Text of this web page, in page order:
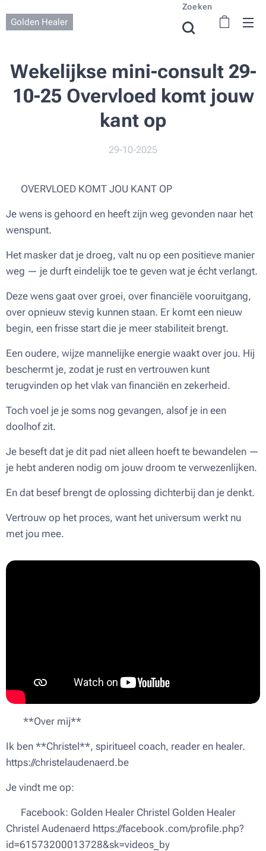
Golden Healer
Zoeken
Wekelijkse mini-consult 29-
10-25 Overvloed komt jouw
kant op
29-10-2025
🌕 OVERVLOED KOMT JOU KANT OP
Je wens is gehoord en heeft zijn weg gevonden naar het
wenspunt.
Het masker dat je droeg, valt nu op een positieve manier
weg — je durft eindelijk toe te geven wat je écht verlangt.
Deze wens gaat over groei, over financiële vooruitgang,
over opnieuw stevig kunnen staan. Er komt een nieuw
begin, een frisse start die je meer stabiliteit brengt.
Een oudere, wijze mannelijke energie waakt over jou. Hij
beschermt je, zodat je rust en vertrouwen kunt
terugvinden op het vlak van financiën en zekerheid.
Toch voel je je soms nog gevangen, alsof je in een
doolhof zit.
Je beseft dat je dit pad niet alleen hoeft te bewandelen —
je hebt anderen nodig om jouw droom te verwezenlijken.
En dat besef brengt de oplossing dichterbij dan je denkt.
Vertrouw op het proces, want het universum werkt nu
met jou mee. 🌕
🌟 **Over mij**
Ik ben **Christel**, spiritueel coach, reader en healer.
https://christelaudenaerd.be
Je vindt me op:
🔹 Facebook: Golden Healer Christel Golden Healer
Christel Audenaerd https://facebook.com/profile.php?
id=61573200013728&sk=videos_by